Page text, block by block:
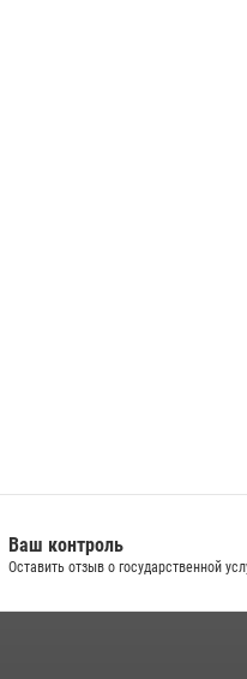
Ваш контроль
Оставить отзыв о государственной